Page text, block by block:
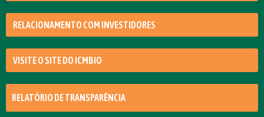
RELACIONAMENTO COM INVESTIDORES
VISITE O SITE DO ICMBIO
RELATÓRIO DE TRANSPARÊNCIA